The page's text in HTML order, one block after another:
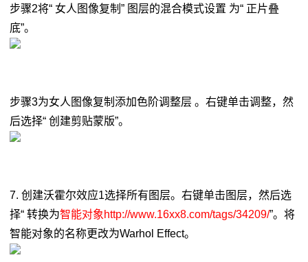
步骤2将“ 女人图像复制” 图层的混合模式设置 为“ 正片叠
底”。
步骤3为女人图像复制添加色阶调整层 。右键单击调整，然
后选择“ 创建剪贴蒙版”。
7. 创建沃霍尔效应1选择所有图层。右键单击图层，然后选
择“ 转换为智能对象http://www.16xx8.com/tags/34209/”。将
智能对象的名称更改为Warhol Effect。